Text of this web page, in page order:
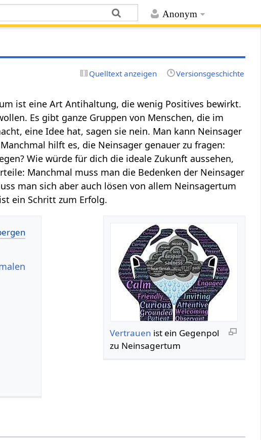
Anonym
Quelltext anzeigen Versionsgeschichte
ist eine Art Antihaltung, die wenig Positives bewirkt.
Es gibt ganze Gruppen von Menschen, die im
eine Idee hat, sagen sie nein. Man kann Neinsager
hilft es, die Neinsager genauer zu fragen:
Wie würde für dich die ideale Zukunft aussehen,
Manchmal muss man die Bedenken der Neinsager
man sich aber auch lösen von allem Neinsagertum
ein Schritt zum Erfolg.
Vertrauen ist ein Gegenpol
zu Neinsagertum